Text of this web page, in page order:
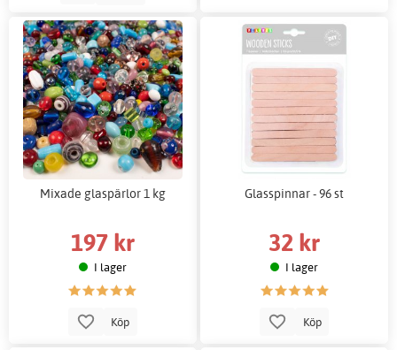
Mixade glaspärlor 1 kg
197 kr
I lager
Köp
Glasspinnar - 96 st
32 kr
I lager
Köp